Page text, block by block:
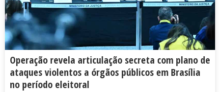
Operação revela articulação secreta com plano de
ataques violentos a órgãos públicos em Brasília
no período eleitoral